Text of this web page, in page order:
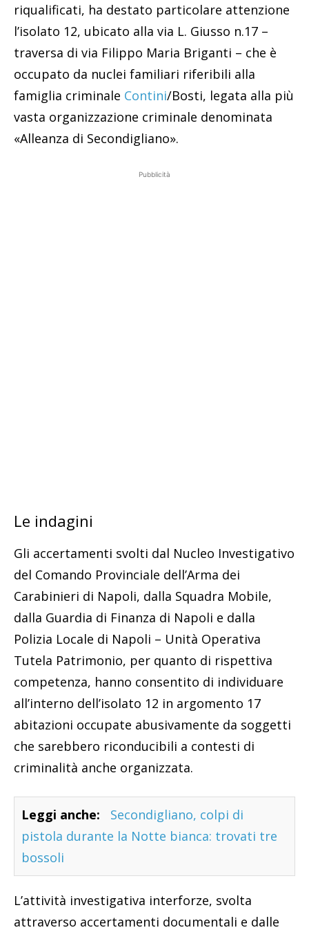
riqualificati, ha destato particolare attenzione
l’isolato 12, ubicato alla via L. Giusso n.17 –
traversa di via Filippo Maria Briganti – che è
occupato da nuclei familiari riferibili alla
famiglia criminale Contini/Bosti, legata alla più
vasta organizzazione criminale denominata
«Alleanza di Secondigliano».
Pubblicità
Le indagini
Gli accertamenti svolti dal Nucleo Investigativo
del Comando Provinciale dell’Arma dei
Carabinieri di Napoli, dalla Squadra Mobile,
dalla Guardia di Finanza di Napoli e dalla
Polizia Locale di Napoli – Unità Operativa
Tutela Patrimonio, per quanto di rispettiva
competenza, hanno consentito di individuare
all’interno dell’isolato 12 in argomento 17
abitazioni occupate abusivamente da soggetti
che sarebbero riconducibili a contesti di
criminalità anche organizzata.
Leggi anche:
Secondigliano, colpi di
pistola durante la Notte bianca: trovati tre
bossoli
L’attività investigativa interforze, svolta
attraverso accertamenti documentali e dalle